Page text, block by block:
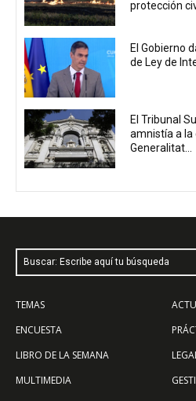
protección
El Gobierno
de Ley de
El Tribunal
amnistía a la
Generalitat...
Buscar: Escribe aquí tu búsqueda
TEMAS
ENCUESTA
LIBRO DE LA SEMANA
MULTIMEDIA